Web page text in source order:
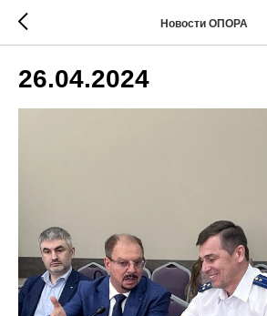
Новости ОПОРА
26.04.2024